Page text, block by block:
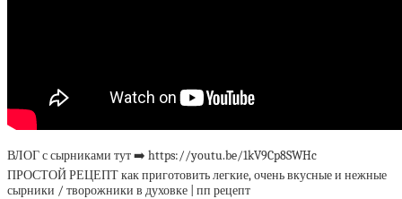
ВЛОГ с сырниками тут ➡️ https://youtu.be/1kV9Cp8SWHc
ПРОСТОЙ РЕЦЕПТ как приготовить легкие, очень вкусные и нежные
сырники / творожники в духовке | пп рецепт